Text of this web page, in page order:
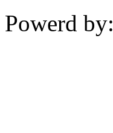
Powerd by: